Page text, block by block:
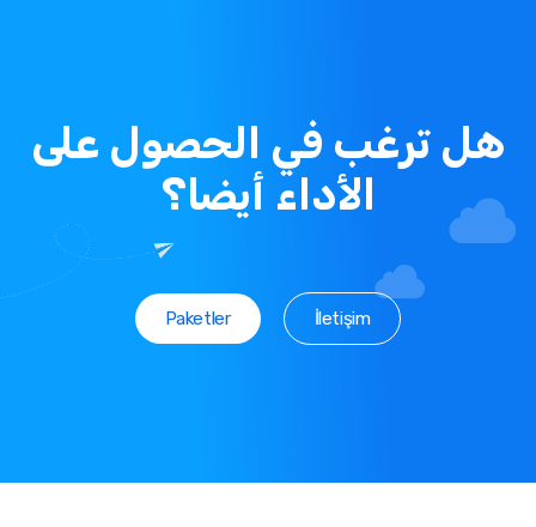
هل ترغب في الحصول على
الأداء أيضا؟
Paketler İletişim